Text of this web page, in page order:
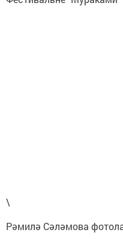
\
Рәмилә Сәләмова